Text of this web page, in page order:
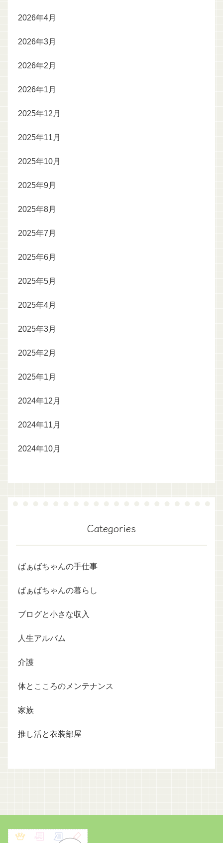
2026年4月
2026年3月
2026年2月
2026年1月
2025年12月
2025年11月
2025年10月
2025年9月
2025年8月
2025年7月
2025年6月
2025年5月
2025年4月
2025年3月
2025年2月
2025年1月
2024年12月
2024年11月
2024年10月
Categories
ばぁばちゃんの手仕事
ばぁばちゃんの暮らし
ブログと小さな収入
人生アルバム
介護
体とこころのメンテナンス
家族
推し活と衣装部屋